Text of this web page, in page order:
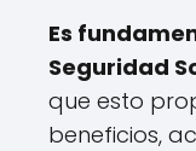
Es
Seguridad
que esto
beneficios,